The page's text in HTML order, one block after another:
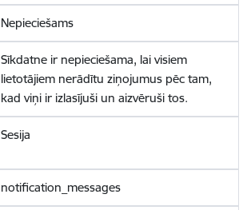
Nepieciešams
Sīkdatne ir nepieciešama, lai visiem
lietotājiem nerādītu ziņojumus pēc tam,
kad viņi ir izlasījuši un aizvēruši tos.
Sesija
notification_messages